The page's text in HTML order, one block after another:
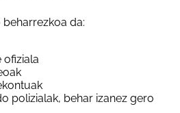
da:
ofiziala
polizialak, behar izanez gero